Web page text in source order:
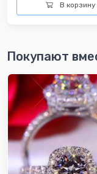
В корзину
Покупают